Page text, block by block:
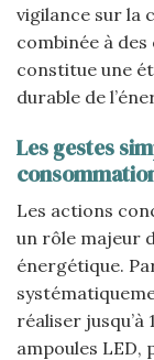
vigilance sur la
combinée à des
constitue une
durable de
Les gestes
Les actions
un rôle majeur
énergétique.
réaliser jusqu’à
ampoules LED,